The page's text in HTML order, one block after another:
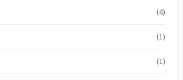
(4)
(1)
(1)